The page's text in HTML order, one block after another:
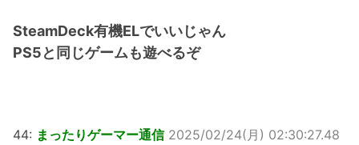
SteamDeck有機ELでいいじゃん
PS5と同じゲームも遊べるぞ
44: まったりゲーマー通信 2025/02/24(月) 02:30:27.48